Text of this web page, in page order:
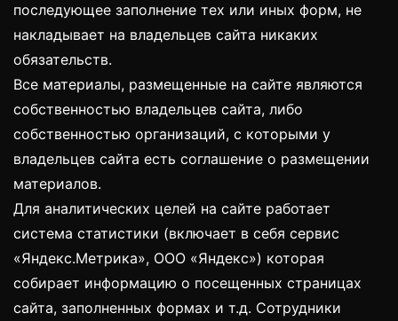
последующее заполнение тех или иных форм, не
накладывает на владельцев сайта никаких
обязательств.
Все материалы, размещенные на сайте являются
собственностью владельцев сайта, либо
собственностью организаций, с которыми у
владельцев сайта есть соглашение о размещении
материалов.
Для аналитических целей на сайте работает
система статистики (включает в себя сервис
«Яндекс.Метрика», ООО «Яндекс») которая
собирает информацию о посещенных страницах
сайта, заполненных формах и т.д. Сотрудники